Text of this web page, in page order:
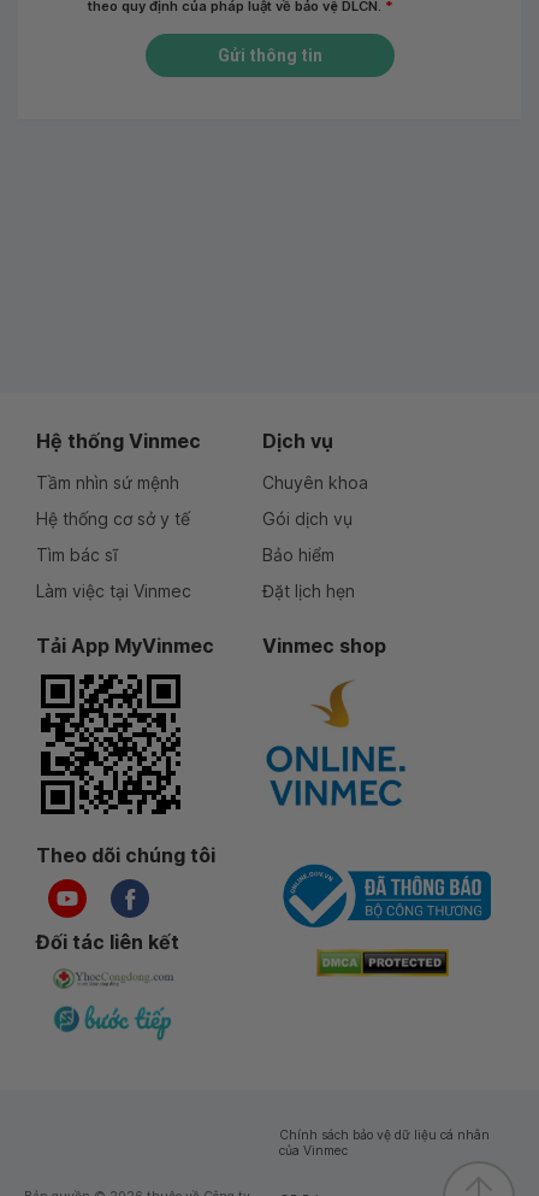
theo quy định của pháp luật về bảo vệ DLCN. *
Gửi thông tin
Hệ thống Vinmec
Tầm nhìn sứ mệnh
Hệ thống cơ sở y tế
Tìm bác sĩ
Làm việc tại Vinmec
Dịch vụ
Chuyên khoa
Gói dịch vụ
Bảo hiểm
Đặt lịch hẹn
Tải App MyVinmec Vinmec shop
Theo dõi chúng tôi
Đối tác liên kết
Chính sách bảo vệ dữ liệu cá nhân
của Vinmec